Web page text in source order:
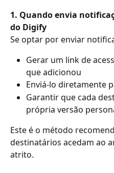
1. Quando envia
do Digify
Se optar por enviar
Gerar um link de
que adicionou
Enviá-lo diretamente
Garantir que cada
própria versão
Este é o método
destinatários acedam ao
atrito.